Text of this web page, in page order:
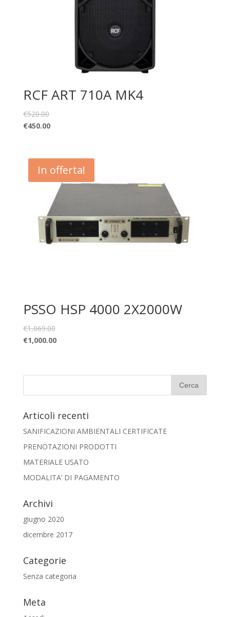
RCF ART 710A MK4
€520.00
€450.00
In offerta!
PSSO HSP 4000 2X2000W
€1,069.00
€1,000.00
Articoli recenti
SANIFICAZIONI AMBIENTALI CERTIFICATE
PRENOTAZIONI PRODOTTI
MATERIALE USATO
MODALITA’ DI PAGAMENTO
Archivi
giugno 2020
dicembre 2017
Categorie
Senza categoria
Meta